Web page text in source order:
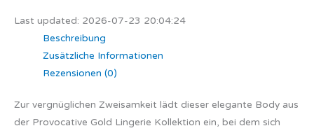
Last updated: 2026-07-23 20:04:24
Beschreibung
Zusätzliche Informationen
Rezensionen (0)
Zur vergnüglichen Zweisamkeit lädt dieser elegante Body aus
der Provocative Gold Lingerie Kollektion ein, bei dem sich